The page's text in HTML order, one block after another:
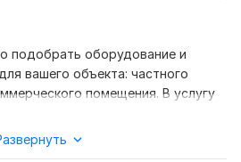
подобрать оборудование и
вашего объекта: частного
помещения. В услугу
инверторы,